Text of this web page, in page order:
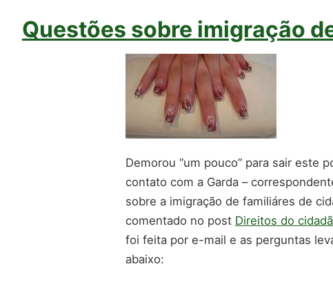
Questões sobre imigração
Demorou “um pouco” para sair este
contato com a Garda –
sobre a imigração de familiáres de
comentado no post Direitos do
foi feita por e-mail e as perguntas
abaixo: